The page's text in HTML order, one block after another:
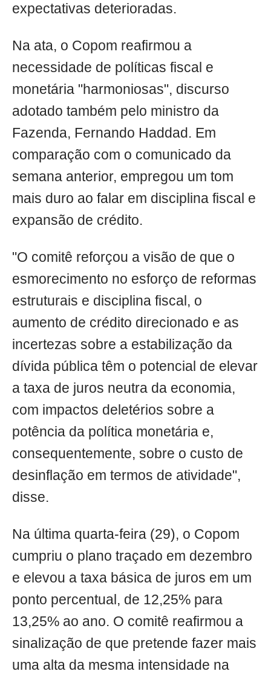
expectativas deterioradas.
Na ata, o Copom reafirmou a
necessidade de políticas fiscal e
monetária "harmoniosas", discurso
adotado também pelo ministro da
Fazenda, Fernando Haddad. Em
comparação com o comunicado da
semana anterior, empregou um tom
mais duro ao falar em disciplina fiscal e
expansão de crédito.
"O comitê reforçou a visão de que o
esmorecimento no esforço de reformas
estruturais e disciplina fiscal, o
aumento de crédito direcionado e as
incertezas sobre a estabilização da
dívida pública têm o potencial de elevar
a taxa de juros neutra da economia,
com impactos deletérios sobre a
potência da política monetária e,
consequentemente, sobre o custo de
desinflação em termos de atividade",
disse.
Na última quarta-feira (29), o Copom
cumpriu o plano traçado em dezembro
e elevou a taxa básica de juros em um
ponto percentual, de 12,25% para
13,25% ao ano. O comitê reafirmou a
sinalização de que pretende fazer mais
uma alta da mesma intensidade na